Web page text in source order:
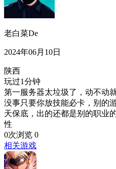
老白菜De
2024年06月10日
陕西
玩过1分钟
第一服务器太垃圾了，动不动
没事只要你放技能必卡，别的
天保底，出的还都是别的职业
性
0次浏览 0
相关游戏